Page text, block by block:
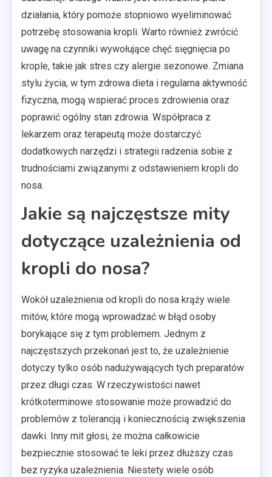
działania, który pomoże stopniowo wyeliminować
potrzebę stosowania kropli. Warto również zwrócić
uwagę na czynniki wywołujące chęć sięgnięcia po
krople, takie jak stres czy alergie sezonowe. Zmiana
stylu życia, w tym zdrowa dieta i regularna aktywność
fizyczna, mogą wspierać proces zdrowienia oraz
poprawić ogólny stan zdrowia. Współpraca z
lekarzem oraz terapeutą może dostarczyć
dodatkowych narzędzi i strategii radzenia sobie z
trudnościami związanymi z odstawieniem kropli do
nosa.
Jakie są najczęstsze mity
dotyczące uzależnienia od
kropli do nosa?
Wokół uzależnienia od kropli do nosa krąży wiele
mitów, które mogą wprowadzać w błąd osoby
borykające się z tym problemem. Jednym z
najczęstszych przekonań jest to, że uzależnienie
dotyczy tylko osób nadużywających tych preparatów
przez długi czas. W rzeczywistości nawet
krótkoterminowe stosowanie może prowadzić do
problemów z tolerancją i koniecznością zwiększenia
dawki. Inny mit głosi, że można całkowicie
bezpiecznie stosować te leki przez dłuższy czas
bez ryzyka uzależnienia. Niestety wiele osób